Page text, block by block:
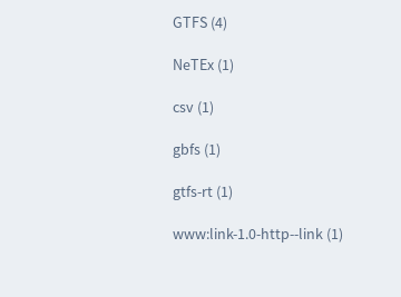
GTFS (4)
NeTEx (1)
csv (1)
gbfs (1)
gtfs-rt (1)
www:link-1.0-http--link (1)